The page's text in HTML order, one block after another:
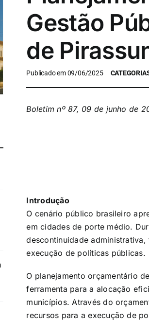
Gestão
de
Publicado em 09/06/2025
Boletim nº 87, 09 de junho de
Introdução
O cenário público brasileiro
em cidades de porte médio.
descontinuidade
execução de políticas públicas.
O planejamento orçamentário
ferramenta para a alocação
municípios. Através do
recursos para a execução de